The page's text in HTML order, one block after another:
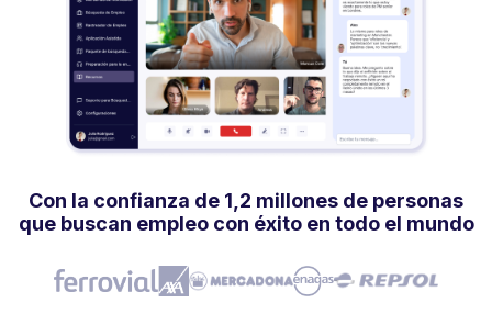
Con la confianza de 1,2 millones de personas
que buscan empleo con éxito en todo el mundo